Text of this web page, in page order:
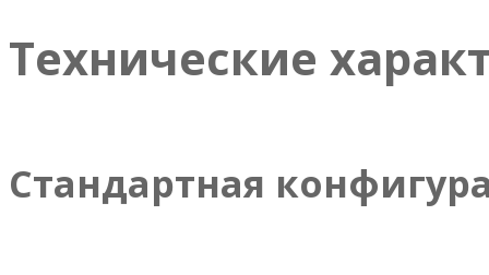
Технические
Стандартная